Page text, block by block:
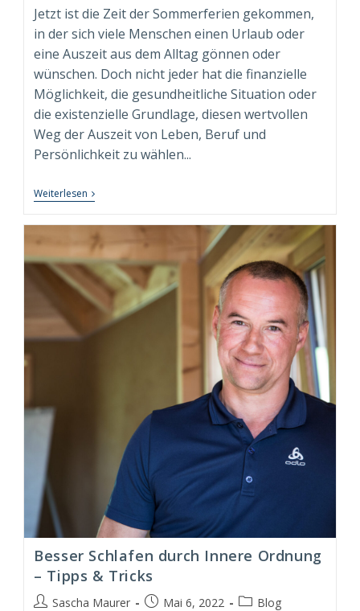
Jetzt ist die Zeit der Sommerferien gekommen,
in der sich viele Menschen einen Urlaub oder
eine Auszeit aus dem Alltag gönnen oder
wünschen. Doch nicht jeder hat die finanzielle
Möglichkeit, die gesundheitliche Situation oder
die existenzielle Grundlage, diesen wertvollen
Weg der Auszeit von Leben, Beruf und
Persönlichkeit zu wählen...
Weiterlesen Persönliche
Auszeit
Gemacht
7
Tipps
Und
Techniken
Für
Erholsame
Auszeiten
Besser Schlafen durch Innere Ordnung
– Tipps & Tricks
Beitrags-
Sascha Maurer
BeitragMai 6, 2022
Beitrags-
Blog